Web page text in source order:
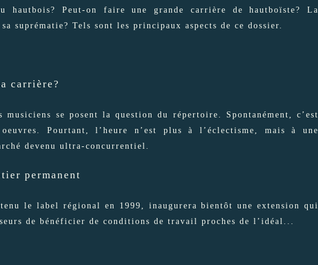
hautbois? Peut-on faire une grande carrière de hautboïste? La
suprématie? Tels sont les principaux aspects de ce dossier.
carrière?
musiciens se posent la question du répertoire. Spontanément, c’est
Pourtant, l’heure n’est plus à l’éclectisme, mais à une
devenu ultra-concurrentiel.
permanent
le label régional en 1999, inaugurera bientôt une extension qui
de bénéficier de conditions de travail proches de l’idéal...